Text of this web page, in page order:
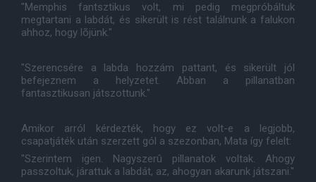
"Memphis fantsztikus volt, mi pedig megpróbáltuk
megtartani a labdát, és sikerült is rést találnunk a falukon
ahhoz, hogy lõjünk."
"Szerencsére a labda hozzám pattant, és sikerült jól
befejeznem a helyzetet. Abban a pillanatban
fantasztikusan játszottunk."
Amikor arról kérdezték, hogy ez volt-e a legjobb,
csapatjáték után szerzett gól a szezonban, Mata így felelt:
"Szerintem igen. Nagyszerû pillanatok voltak. Ahogy
passzoltuk, járattuk a labdát, az, ahogyan akarunk játszani."